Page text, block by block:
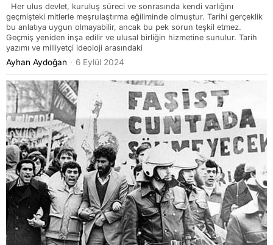
Her ulus devlet, kuruluş süreci ve sonrasında kendi varlığını
geçmişteki mitlerle meşrulaştırma eğiliminde olmuştur. Tarihi gerçeklik
bu anlatıya uygun olmayabilir, ancak bu pek sorun teşkil etmez.
Geçmiş yeniden inşa edilir ve ulusal birliğin hizmetine sunulur. Tarih
yazımı ve milliyetçi ideoloji arasındaki
Ayhan Aydoğan 6 Eylül 2024